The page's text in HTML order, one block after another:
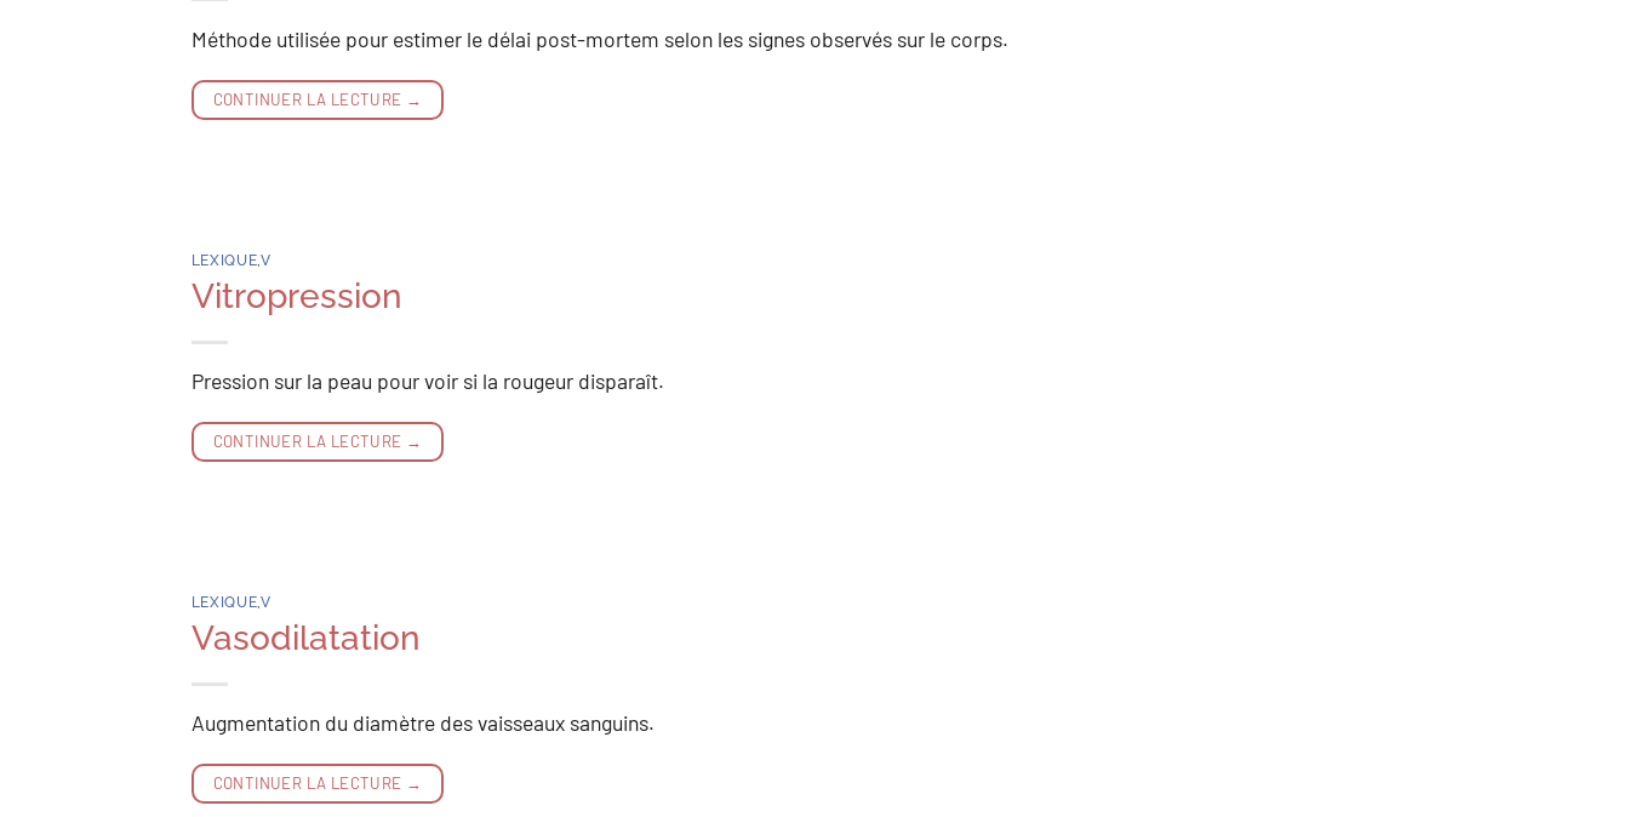
Méthode utilisée pour estimer le délai post-mortem selon les signes observés sur le corps.
CONTINUER LA LECTURE →
LEXIQUE V
Vitropression
Pression sur la peau pour voir si la rougeur disparaît.
CONTINUER LA LECTURE →
LEXIQUE,V
Vasodilatation
Augmentation du diamètre des vaisseaux sanguins.
CONTINUER LA LECTURE →